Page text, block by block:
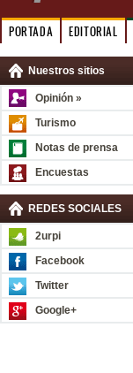
PORTADA EDITORIAL
Nuestros sitios
Opinión »
Turismo
Notas de prensa
Encuestas
REDES SOCIALES
2urpi
Facebook
Twitter
Google+